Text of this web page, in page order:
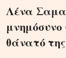
Λένα
θάνατό της